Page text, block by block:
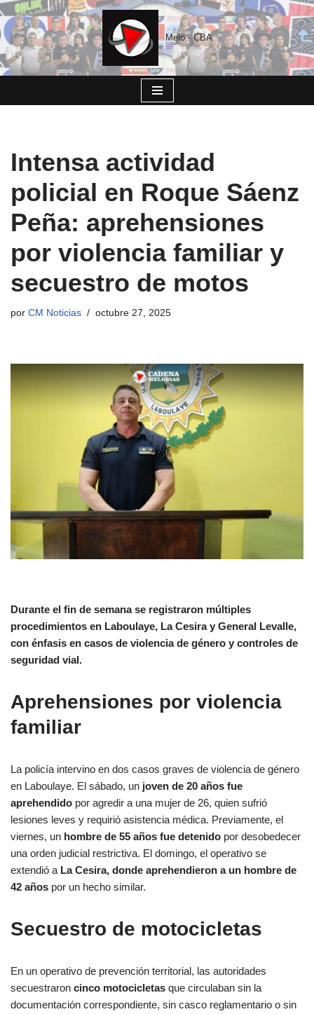
Saltar
al
contenido
Melo - CBA
Intensa actividad
policial en Roque Sáenz
Peña: aprehensiones
por violencia familiar y
secuestro de motos
por CM Noticias octubre 27, 2025
Durante el fin de semana se registraron múltiples
procedimientos en Laboulaye, La Cesira y General Levalle,
con énfasis en casos de violencia de género y controles de
seguridad vial.
Aprehensiones por violencia
familiar
La policía intervino en dos casos graves de violencia de género
en Laboulaye. El sábado, un joven de 20 años fue
aprehendido por agredir a una mujer de 26, quien sufrió
lesiones leves y requirió asistencia médica. Previamente, el
viernes, un hombre de 55 años fue detenido por desobedecer
una orden judicial restrictiva. El domingo, el operativo se
extendió a La Cesira, donde aprehendieron a un hombre de
42 años por un hecho similar.
Secuestro de motocicletas
En un operativo de prevención territorial, las autoridades
secuestraron cinco motocicletas que circulaban sin la
documentación correspondiente, sin casco reglamentario o sin